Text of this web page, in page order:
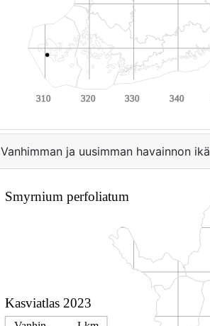
Vanhimman ja uusimman havainnon ikä